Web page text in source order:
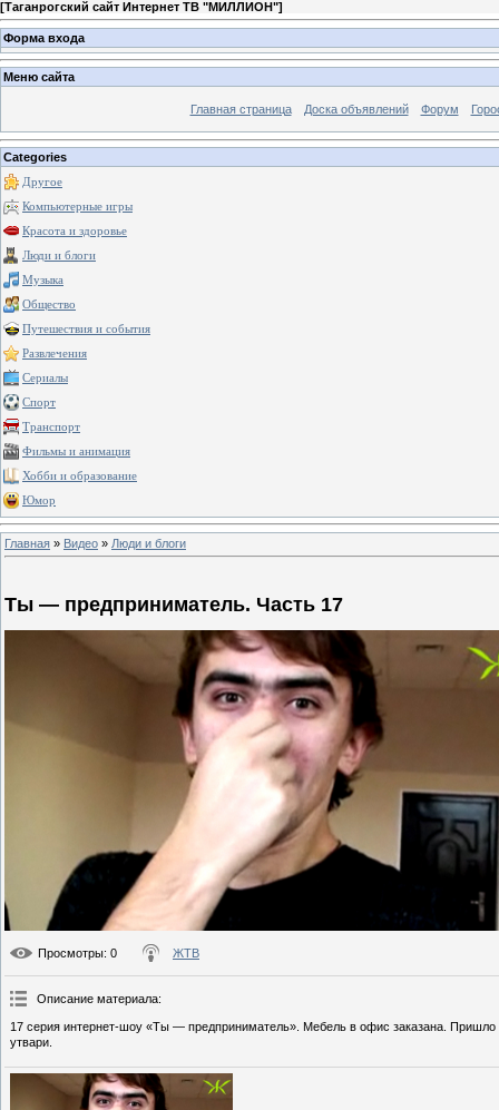
[Таганрогский сайт Интернет ТВ "МИЛЛИОН"]
Форма входа
Меню сайта
Главная страница Доска объявлений Форум
Categories
Другое
Компьютерные игры
Красота и здоровье
Люди и блоги
Музыка
Общество
Путешествия и события
Развлечения
Сериалы
Спорт
Транспорт
Фильмы и анимация
Хобби и образование
Юмор
Главная » Видео » Люди и блоги
Ты — предприниматель. Часть 17
Просмотры: 0 ЖТВ
Описание материала:
17 серия интернет-шоу «Ты — предприниматель». Мебель в офис заказана. Пришло
утвари.